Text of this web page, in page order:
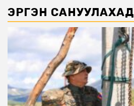
ЭРГЭН САНУУЛАХАД